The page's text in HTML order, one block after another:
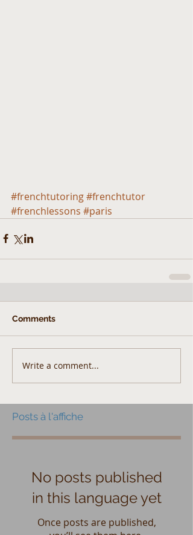
#frenchtutoring#frenchtutor
#frenchlessons #paris
Comments
Write a comment...
Posts à l'affiche
No posts published
in this language yet
Once posts are published,